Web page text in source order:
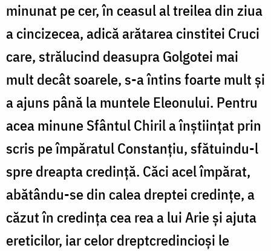
minunat pe cer, în ceasul al treilea din ziua
a cincizecea, adică arătarea cinstitei Cruci
care, strălucind deasupra Golgotei mai
mult decât soarele, s-a întins foarte mult și
a ajuns până la muntele Eleonului. Pentru
acea minune Sfântul Chiril a înștiințat prin
scris pe împăratul Constanțiu, sfătuindu-l
spre dreapta credință. Căci acel împărat,
abătându-se din calea dreptei credințe, a
căzut în credința cea rea a lui Arie și ajuta
ereticilor, iar celor dreptcredincioși le